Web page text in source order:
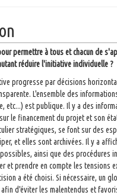
permettre à tous et chacun de
réduire l'initiative individuelle ?
progresse par décisions
L'ensemble des
etc...) est publique. Il y a des
le financement du projet et son
stratégiques, se font sur des
et elles sont archivées. Il y a
ainsi que des procédures
et prendre en compte les tensions
a été choisi. Si nécessaire, un
d'éviter les malentendus et